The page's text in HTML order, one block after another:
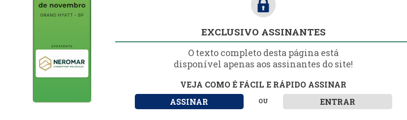
EXCLUSIVO ASSINANTES
O texto completo desta página está
disponível apenas aos assinantes do site!
VEJA COMO É FÁCIL E RÁPIDO ASSINAR
ASSINAR
OU ENTRAR